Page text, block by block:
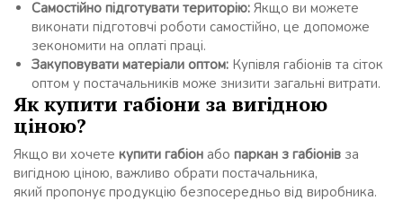
Самостійно підготувати територію: Якщо ви можете
виконати підготовчі роботи самостійно, це допоможе
зекономити на оплаті праці.
Закуповувати матеріали оптом: Купівля габіонів та сіток
оптом у постачальників може знизити загальні витрати.
Як купити габіони за вигідною
ціною?
Якщо ви хочете купити габіон або паркан з габіонів за
вигідною ціною, важливо обрати постачальника,
який пропонує продукцію безпосередньо від виробника.